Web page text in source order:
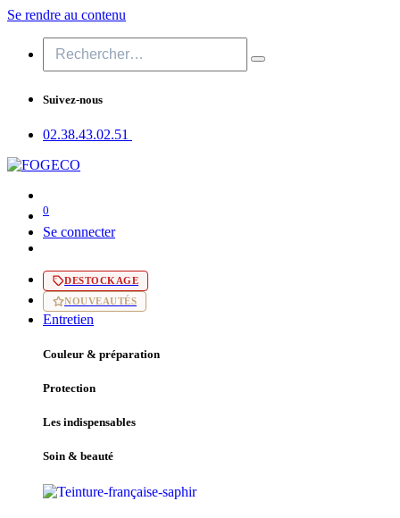
Se rendre au contenu
Suivez-nous
02.38.43​.02.51
0
Se connecter
DESTOCKAGE
NOUVEAUTÉS
Entretien
Couleur & préparation
Protection
Les indispensables
Soin & beauté